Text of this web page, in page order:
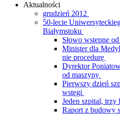
Aktualności
grudzień 2012
50-lecie
Białymstoku
Słowo wstępne
Minister dla
nie procedurę
Dyrektor
od maszyny
Pierwszy dzień
wstęgi
Jeden szpital, trzy
Raport z budowy